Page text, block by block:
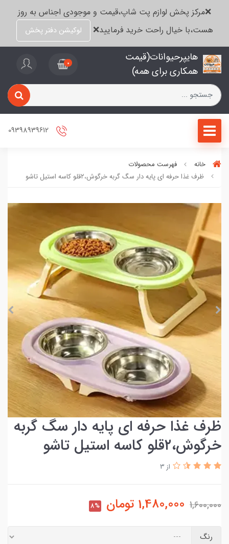
❌مرکز پخش لوازم پت شاپ،قیمت و موجودی اجناس به روز
هست،با خیال راحت خرید فرمایید❌
لوکیشن دفتر پخش
هایپرحیوانات(قیمت
همکاری برای همه)
0
خانه
فهرست محصولات
ظرف غذا حرفه ای پایه دار سگ گربه خرگوش،۲قلو کاسه استیل تاشو
ظرف غذا حرفه ای پایه دار سگ گربه
خرگوش،۲قلو کاسه استیل تاشو
از 3
1,600,000
1,480,000 تومان 8%
رنگ